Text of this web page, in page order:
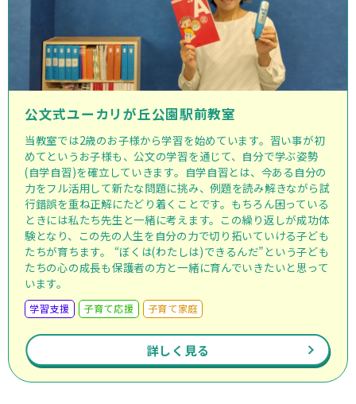
公文式ユーカリが丘公園駅前教室
当教室では2歳のお子様から学習を始めています。習い事が初
めてというお子様も、公文の学習を通じて、自分で学ぶ姿勢
(自学自習)を確立していきます。自学自習とは、今ある自分の
力をフル活用して新たな問題に挑み、例題を読み解きながら試
行錯誤を重ね正解にたどり着くことです。もちろん困っている
ときには私たち先生と一緒に考えます。この繰り返しが成功体
験となり、この先の人生を自分の力で切り拓いていける子ども
たちが育ちます。 “ぼくは(わたしは)できるんだ”という子ども
たちの心の成長も保護者の方と一緒に育んでいきたいと思って
います。
学習支援 子育て応援 子育て家庭
詳しく見る